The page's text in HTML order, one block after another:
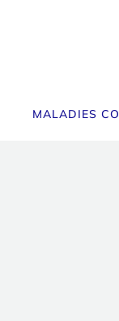
MALADIES